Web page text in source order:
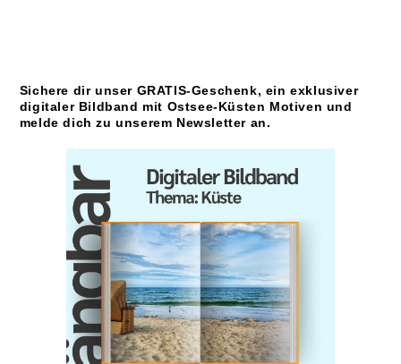
Sichere dir unser GRATIS-Geschenk, ein exklusiver
digitaler Bildband mit Ostsee-Küsten Motiven und
melde dich zu unserem Newsletter an.